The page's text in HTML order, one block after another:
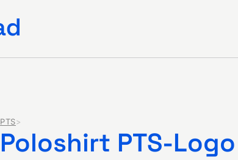
PTS
Poloshirt PTS-